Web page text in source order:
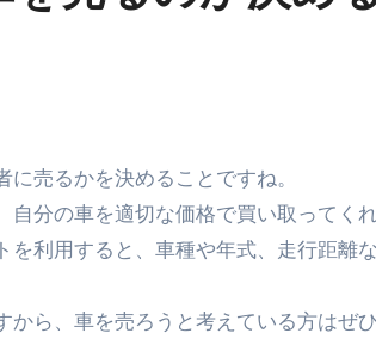
売るかを決めることですね。
分の車を適切な価格で買い取ってく
利用すると、車種や年式、走行距離
ら、車を売ろうと考えている方はぜ